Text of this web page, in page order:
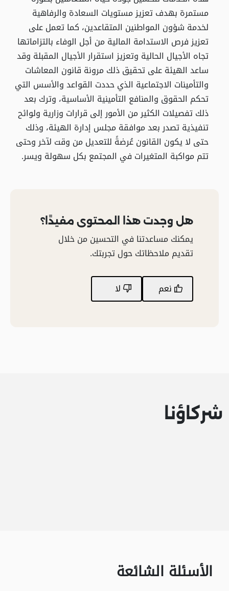
مستمرة بهدف تعزيز مستويات السعادة والرفاهية
لخدمة شؤون المواطنين المتقاعدين، كما تعمل على
تعزيز فرص الاستدامة المالية من أجل الوفاء بالتزاماتها
تجاه الأجيال الحالية وتعزيز استقرار الأجيال المقبلة وقد
ساعد الهيئة على تحقيق ذلك مرونة قانون المعاشات
والتأمينات الاجتماعية الذي حددت القواعد والأسس التي
تحكم الحقوق والمنافع التأمينية الأساسية، وترك بعد
ذلك تفصيلات الكثير من الأمور إلى قرارات وزارية ولوائح
تنفيذية تصدر بعد موافقة مجلس إدارة الهيئة، وذلك
حتى لا يكون القانون عُرضةً للتعديل من وقت لآخر وحتى
تتم مواكبة المتغيرات في المجتمع بكل سهولة ويسر.
هل وجدت هذا المحتوى مفيدًا؟
يمكنك مساعدتنا في التحسين من خلال
تقديم ملاحظاتك حول تجربتك.
نعم لا
شركاؤنا
الأسئلة الشائعة